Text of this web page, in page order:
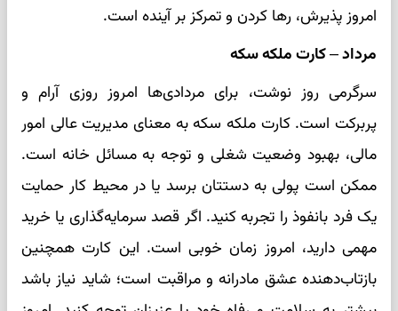
امروز پذیرش، رها کردن و تمرکز بر آینده است.
مرداد – کارت ملکه سکه
سرگرمی روز نوشت، برای مردادی‌ها امروز روزی آرام و
پربرکت است. کارت ملکه سکه به معنای مدیریت عالی امور
مالی، بهبود وضعیت شغلی و توجه به مسائل خانه است.
ممکن است پولی به دستتان برسد یا در محیط کار حمایت
یک فرد بانفوذ را تجربه کنید. اگر قصد سرمایه‌گذاری یا خرید
مهمی دارید، امروز زمان خوبی است. این کارت همچنین
بازتاب‌دهنده عشق مادرانه و مراقبت است؛ شاید نیاز باشد